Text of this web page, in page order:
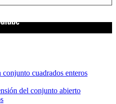
del conjunto abierto